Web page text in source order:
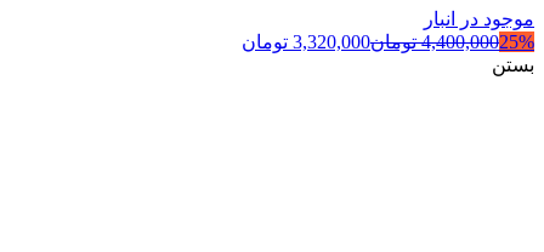
موجود در انبار
25%
4,400,000 تومان3,320,000 تومان
بستن